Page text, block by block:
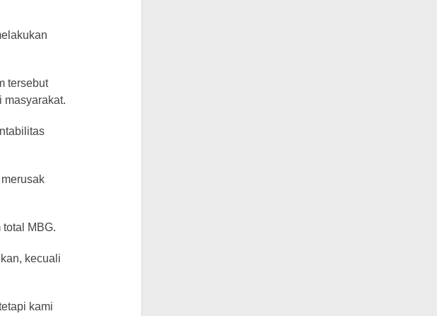
tersebut
masyarakat.
MBG.
kecuali
kami